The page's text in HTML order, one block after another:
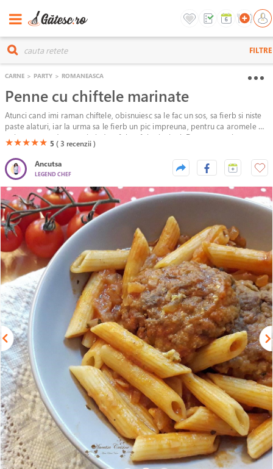
FILTRE
CARNE > PARTY > ROMANEASCA
Penne cu chiftele marinate
Atunci cand imi raman chiftele, obisnuiesc sa le fac un sos, sa fierb si niste
paste alaturi, iar la urma sa le fierb un pic impreuna, pentru ca aromele sa
se intrepatrunda, constituind astfel un fel principal. Daca nu aveti
chiftelele si doriti sa le pregatiti de la zero, va voi prezenta mai jos pasii
necesari.
(*)
★(*)
★(*)
★(*)
★(*)
★ 5 ( 3 recenzii )
Ancutsa
LEGEND CHEF